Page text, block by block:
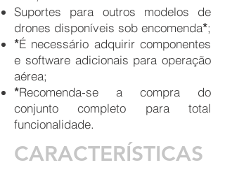
Suportes para outros modelos de
drones disponíveis sob encomenda*;
*É necessário adquirir componentes
e software adicionais para operação
aérea;
*Recomenda-se a compra do
conjunto completo para total
funcionalidade.
CARACTERÍSTICAS